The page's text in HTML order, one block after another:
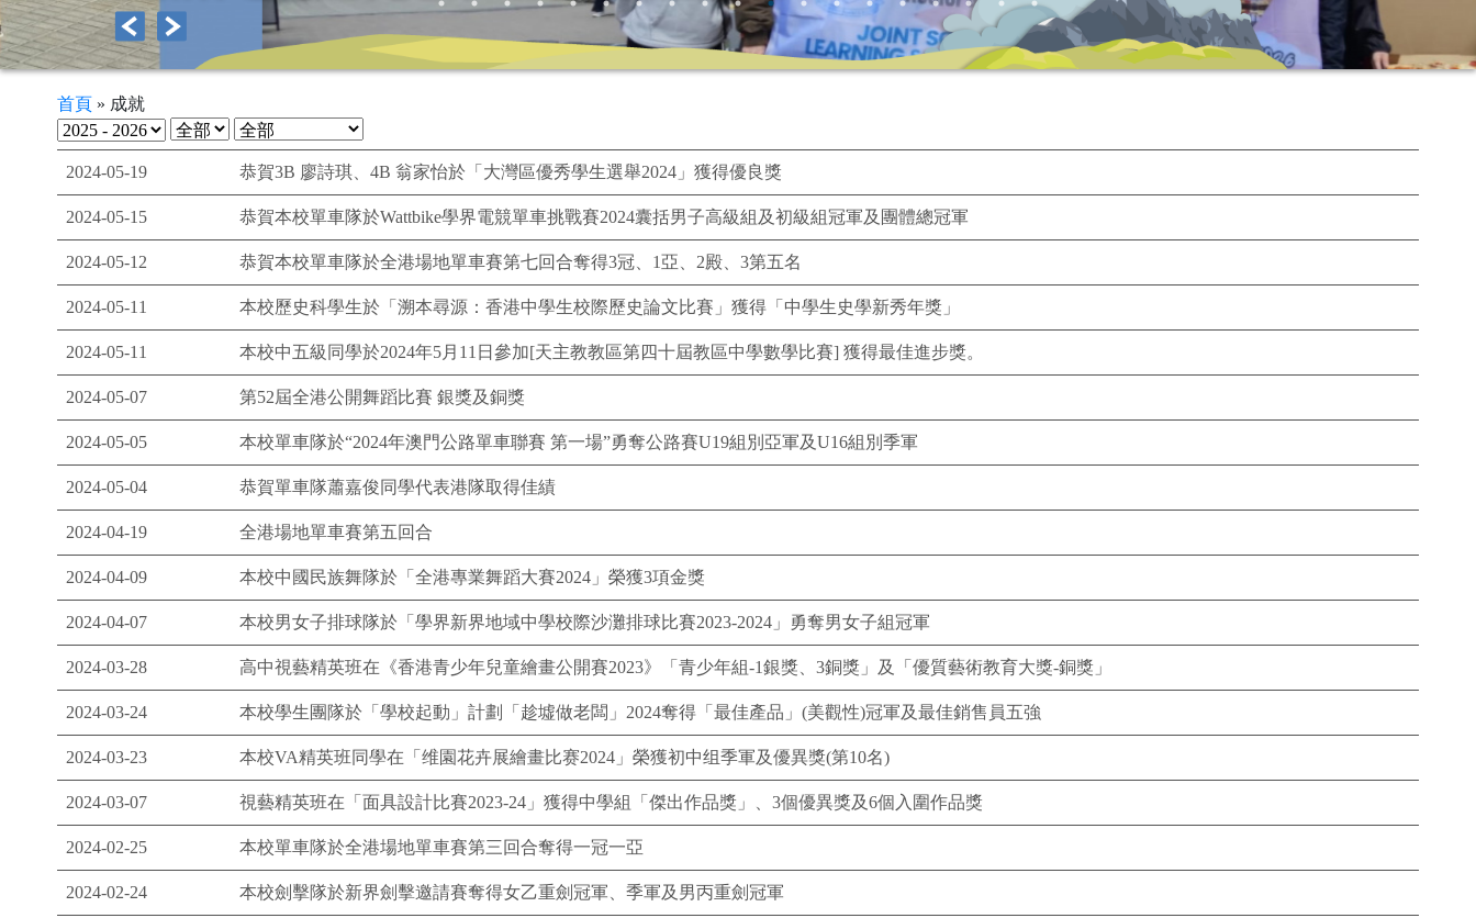
首頁 » 成就
2024-05-19 恭賀3B 廖詩琪、4B 翁家怡於「大灣區優秀學生選舉2024」獲得優良獎
2024-05-15 恭賀本校單車隊於Wattbike學界電競單車挑戰賽2024囊括男子高級組及初級組冠軍及團體總冠軍
2024-05-12 恭賀本校單車隊於全港場地單車賽第七回合奪得3冠、1亞、2殿、3第五名
2024-05-11 本校歷史科學生於「溯本尋源：香港中學生校際歷史論文比賽」獲得「中學生史學新秀年獎」
2024-05-11 本校中五級同學於2024年5月11日參加[天主教教區第四十屆教區中學數學比賽] 獲得最佳進步獎。
2024-05-07 第52屆全港公開舞蹈比賽 銀獎及銅獎
2024-05-05 本校單車隊於“2024年澳門公路單車聯賽 第一場”勇奪公路賽U19組別亞軍及U16組別季軍
2024-05-04 恭賀單車隊蕭嘉俊同學代表港隊取得佳績
2024-04-19 全港場地單車賽第五回合
2024-04-09 本校中國民族舞隊於「全港專業舞蹈大賽2024」榮獲3項金獎
2024-04-07 本校男女子排球隊於「學界新界地域中學校際沙灘排球比賽2023-2024」勇奪男女子組冠軍
2024-03-28 高中視藝精英班在《香港青少年兒童繪畫公開賽2023》「青少年組-1銀獎、3銅獎」及「優質藝術教育大獎-銅獎」
2024-03-24 本校學生團隊於「學校起動」計劃「趁墟做老闆」2024奪得「最佳產品」(美觀性)冠軍及最佳銷售員五強
2024-03-23 本校VA精英班同學在「维園花卉展繪畫比赛2024」榮獲初中组季軍及優異獎(第10名)
2024-03-07 視藝精英班在「面具設計比賽2023-24」獲得中學組「傑出作品獎」、3個優異獎及6個入圍作品獎
2024-02-25 本校單車隊於全港場地單車賽第三回合奪得一冠一亞
2024-02-24 本校劍擊隊於新界劍擊邀請賽奪得女乙重劍冠軍、季軍及男丙重劍冠軍